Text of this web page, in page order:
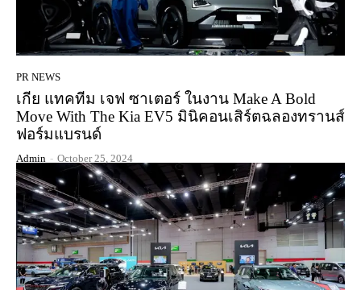
PR NEWS
เกีย แทคทีม เจฟ ซาเตอร์ ในงาน Make A Bold
Move With The Kia EV5 มินิคอนเสิร์ตฉลองทรานส์
ฟอร์มแบรนด์
Admin - October 25, 2024